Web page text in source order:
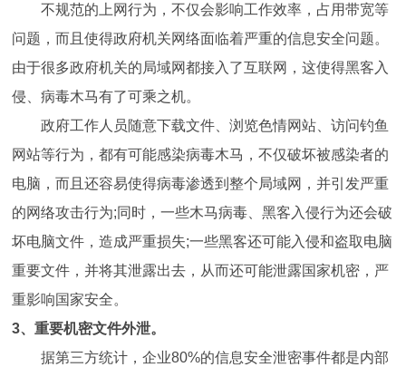
不规范的上网行为，不仅会影响工作效率，占用带宽等
问题，而且使得政府机关网络面临着严重的信息安全问题。
由于很多政府机关的局域网都接入了互联网，这使得黑客入
侵、病毒木马有了可乘之机。
政府工作人员随意下载文件、浏览色情网站、访问钓鱼
网站等行为，都有可能感染病毒木马，不仅破坏被感染者的
电脑，而且还容易使得病毒渗透到整个局域网，并引发严重
的网络攻击行为;同时，一些木马病毒、黑客入侵行为还会破
坏电脑文件，造成严重损失;一些黑客还可能入侵和盗取电脑
重要文件，并将其泄露出去，从而还可能泄露国家机密，严
重影响国家安全。
3、重要机密文件外泄。
据第三方统计，企业80%的信息安全泄密事件都是内部